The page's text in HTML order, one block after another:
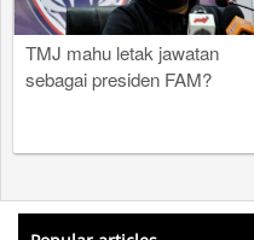
TMJ mahu letak jawatan
sebagai presiden FAM?